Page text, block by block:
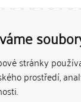
stránky
prostředí,
constituent
vědeckou
purposes